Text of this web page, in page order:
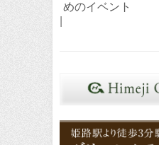
めのイベント